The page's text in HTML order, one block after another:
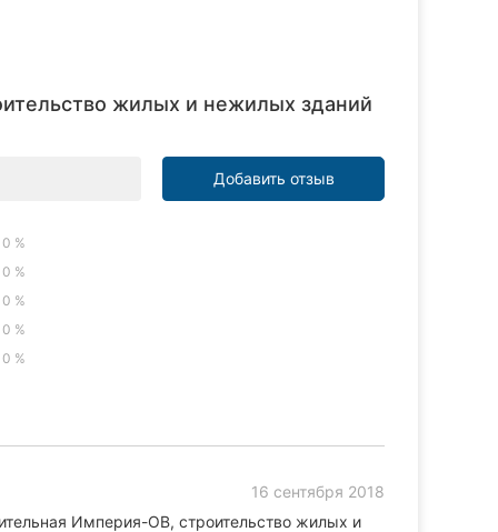
жилых и нежилых зданий
Добавить отзыв
0 %
0 %
0 %
0 %
0 %
16 сентября 2018
Империя-ОВ, строительство жилых и